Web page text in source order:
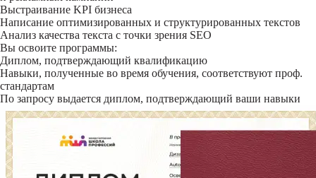
Выстраивание KPI бизнеса
Написание оптимизированных и структурированных текстов
Анализ качества текста с точки зрения SEO
Вы освоите программы:
Диплом, подтверждающий квалификацию
Навыки, полученные во время обучения, соответствуют проф.
стандартам
По запросу выдается диплом, подтверждающий ваши навыки